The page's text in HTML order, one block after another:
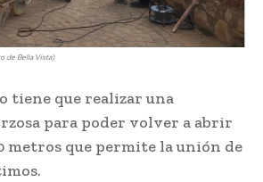
de Bella Vista)
tiene que realizar una
para poder volver a abrir
metros que permite la unión de